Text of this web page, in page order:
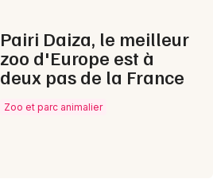
Pairi Daiza, le meilleur
zoo d'Europe est à
deux pas de la France
Zoo et parc animalier